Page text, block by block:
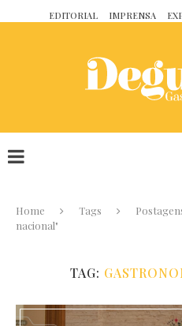
EDITORIAL IMPRENSA
Home Tags
nacional"
TAG: